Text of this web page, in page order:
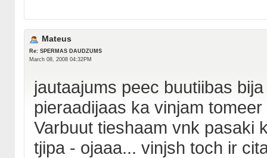
Mateus
Re: SPERMAS DAUDZUMS
March 08, 2008 04:32PM
jautaajums peec buutiibas
pieraadijaas ka vinjam
Varbuut tieshaam vnk pasaki
tjipa - ojaaa... vinjsh toch ir